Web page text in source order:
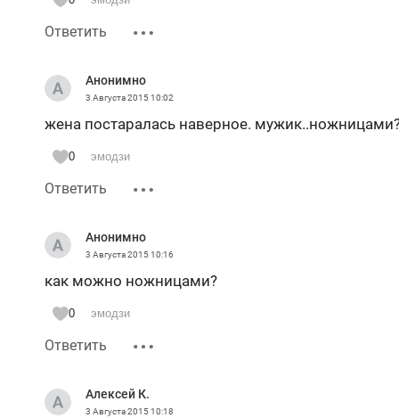
Ответить
Анонимно
3 Августа 201510:02
жена постаралась наверное.
0 эмодзи
Ответить
Анонимно
3 Августа 201510:16
как можно ножницами?
0 эмодзи
Ответить
Алексей К.
3 Августа 201510:18